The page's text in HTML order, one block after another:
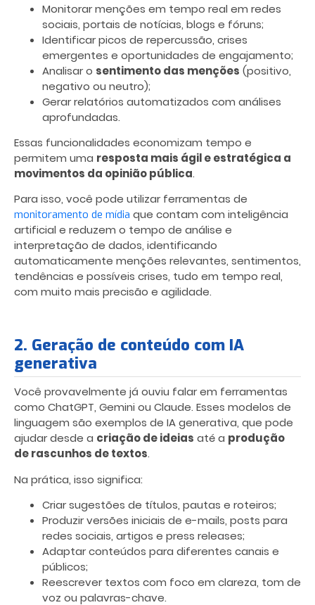
Monitorar menções em tempo real em redes
sociais, portais de notícias, blogs e fóruns;
Identificar picos de repercussão, crises
emergentes e oportunidades de engajamento;
Analisar o sentimento das menções (positivo,
negativo ou neutro);
Gerar relatórios automatizados com análises
aprofundadas.
Essas funcionalidades economizam tempo e
permitem uma resposta mais ágil e estratégica a
movimentos da opinião pública.
Para isso, você pode utilizar ferramentas de
monitoramento de mídia que contam com inteligência
artificial e reduzem o tempo de análise e
interpretação de dados, identificando
automaticamente menções relevantes, sentimentos,
tendências e possíveis crises, tudo em tempo real,
com muito mais precisão e agilidade.
2. Geração de conteúdo com IA
generativa
Você provavelmente já ouviu falar em ferramentas
como ChatGPT, Gemini ou Claude. Esses modelos de
linguagem são exemplos de IA generativa, que pode
ajudar desde a criação de ideias até a produção
de rascunhos de textos.
Na prática, isso significa:
Criar sugestões de títulos, pautas e roteiros;
Produzir versões iniciais de e-mails, posts para
redes sociais, artigos e press releases;
Adaptar conteúdos para diferentes canais e
públicos;
Reescrever textos com foco em clareza, tom de
voz ou palavras-chave.